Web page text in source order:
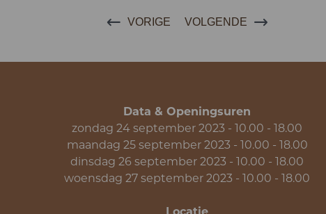
VORIGE VOLGENDE
Data & Openingsuren
zondag 24 september 2023 - 10.00 - 18.00
maandag 25 september 2023 - 10.00 - 18.00
dinsdag 26 september 2023 - 10.00 - 18.00
woensdag 27 september 2023 - 10.00 - 18.00